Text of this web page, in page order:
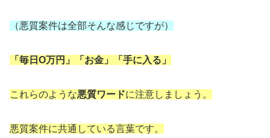
（悪質案件は全部そんな感じですが）
「毎日O万円」「お金」「手に入る」
これらのような悪質ワードに注意しましょう。
悪質案件に共通している言葉です。